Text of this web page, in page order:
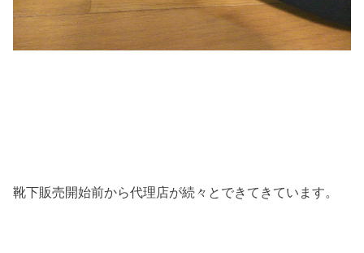
靴下販売開始前から代理店が続々とできてきています。